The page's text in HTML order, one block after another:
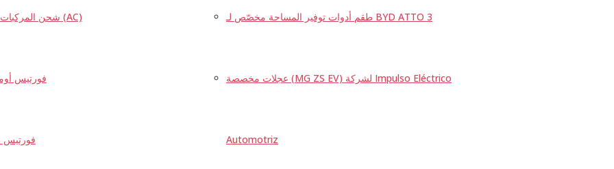
شحن المركبات الكهربائية (AC)
فورتيس
فورتيس
طقم أدوات توفير المساحة مخصّص لـ BYD ATTO 3
عجلات مخصصة (MG ZS EV) لشركة Impulso Eléctrico
Automotriz